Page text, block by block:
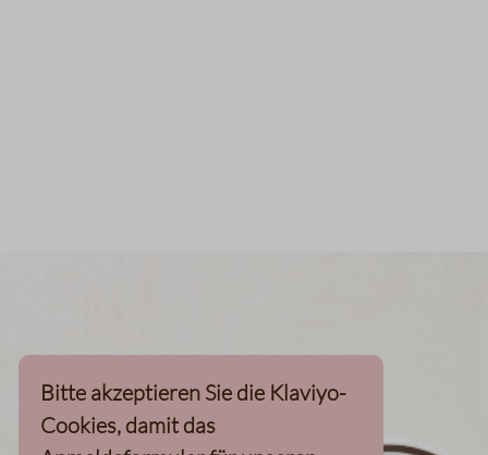
Bitte akzeptieren Sie die Klaviyo-
Cookies, damit das